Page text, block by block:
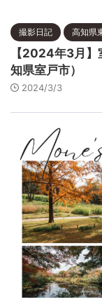
撮影日記 高知県
【2024年3月
知県室戸市）
2024/3/3